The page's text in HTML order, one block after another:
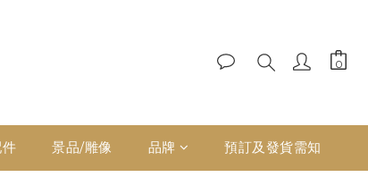
景品/雕像 品牌 預訂及發貨需知